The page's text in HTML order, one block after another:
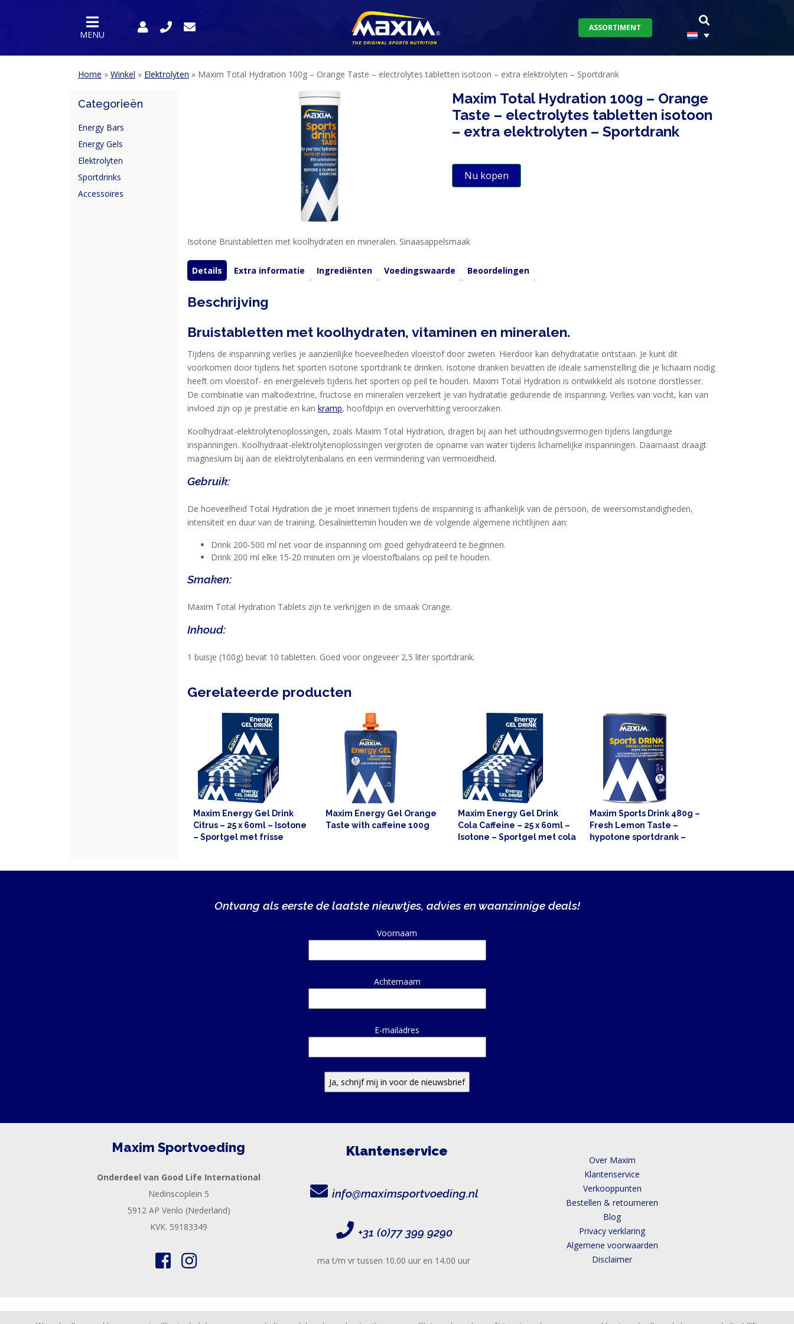
MENU
ASSORTIMENT
Home » Winkel » Elektrolyten » Maxim Total Hydration 100g – Orange Taste – electrolytes tabletten isotoon – extra elektrolyten – Sportdrank
Categorieën
Energy Bars
Energy Gels
Elektrolyten
Sportdrinks
Accessoires
Maxim Total Hydration 100g – Orange
Taste – electrolytes tabletten isotoon
– extra elektrolyten – Sportdrank
Nu kopen
Isotone Bruistabletten met koolhydraten en mineralen. Sinaasappelsmaak
Details Extra informatie Ingrediënten Voedingswaarde Beoordelingen
Beschrijving
Bruistabletten met koolhydraten, vitaminen en mineralen.
Tijdens de inspanning verlies je aanzienlijke hoeveelheden vloeistof door zweten. Hierdoor kan dehydratatie ontstaan. Je kunt dit
voorkomen door tijdens het sporten isotone sportdrank te drinken. Isotone dranken bevatten de ideale samenstelling die je lichaam nodig
heeft om vloeistof- en energielevels tijdens het sporten op peil te houden. Maxim Total Hydration is ontwikkeld als isotone dorstlesser.
De combinatie van maltodextrine, fructose en mineralen verzekert je van hydratatie gedurende de inspanning. Verlies van vocht, kan van
invloed zijn op je prestatie en kan kramp, hoofdpijn en oververhitting veroorzaken.
Koolhydraat-elektrolytenoplossingen, zoals Maxim Total Hydration, dragen bij aan het uithoudingsvermogen tijdens langdurige
inspanningen. Koolhydraat-elektrolytenoplossingen vergroten de opname van water tijdens lichamelijke inspanningen. Daarnaast draagt
magnesium bij aan de elektrolytenbalans en een vermindering van vermoeidheid.
Gebruik:
De hoeveelheid Total Hydration die je moet innemen tijdens de inspanning is afhankelijk van de persoon, de weersomstandigheden,
intensiteit en duur van de training. Desalniettemin houden we de volgende algemene richtlijnen aan:
Drink 200-500 ml net voor de inspanning om goed gehydrateerd te beginnen.
Drink 200 ml elke 15-20 minuten om je vloeistofbalans op peil te houden.
Smaken:
Maxim Total Hydration Tablets zijn te verkrijgen in de smaak Orange.
Inhoud:
1 buisje (100g) bevat 10 tabletten. Goed voor ongeveer 2,5 liter sportdrank.
Gerelateerde producten
Maxim Energy Gel Drink
Citrus – 25 x 60ml – Isotone
– Sportgel met frisse
Maxim Energy Gel Orange
Taste with caffeine 100g
Maxim Energy Gel Drink
Cola Caffeine – 25 x 60ml –
Isotone – Sportgel met cola
Maxim Sports Drink 480g –
Fresh Lemon Taste –
hypotone sportdrank –
Ontvang als eerste de laatste nieuwtjes, advies en waanzinnige deals!
Voornaam
Achternaam
E-mailadres
Alternative:
Maxim Sportvoeding
Onderdeel van Good Life International
Nedinscoplein 5
5912 AP Venlo (Nederland)
KVK. 59183349
Klantenservice
info@maximsportvoeding.nl
+31 (0)77 399 9290
ma t/m vr tussen 10.00 uur en 14.00 uur
Over Maxim
Klantenservice
Verkooppunten
Bestellen & retourneren
Blog
Privacy verklaring
Algemene voorwaarden
Disclaimer